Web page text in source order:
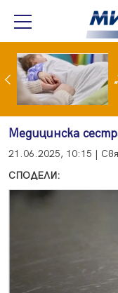
Медицинска
21.06.2025, 10:15 |
СПОДЕЛИ: